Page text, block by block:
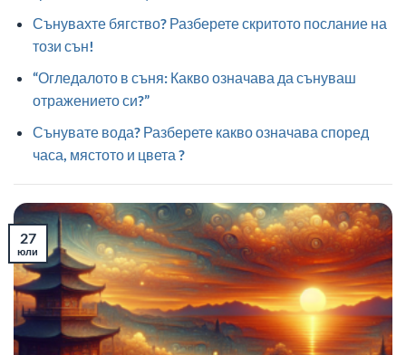
Сънувахте бягство? Разберете скритото послание на
този сън!
“Огледалото в съня: Какво означава да сънуваш
отражението си?”
Сънувате вода? Разберете какво означава според
часа, мястото и цвета ?
27
юли